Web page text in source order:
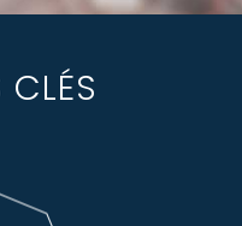
CLÉS